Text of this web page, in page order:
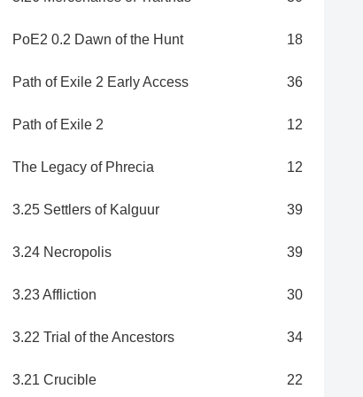
PoE2 0.2 Dawn of the Hunt 18
Path of Exile 2 Early Access 36
Path of Exile 2 12
The Legacy of Phrecia 12
3.25 Settlers of Kalguur 39
3.24 Necropolis 39
3.23 Affliction 30
3.22 Trial of the Ancestors 34
3.21 Crucible 22